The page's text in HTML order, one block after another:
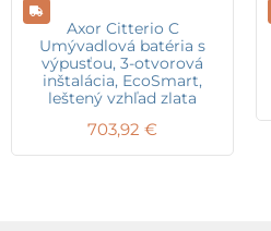
Axor Citterio C
Umývadlová batéria s
výpusťou, 3-otvorová
inštalácia, EcoSmart,
leštený vzhľad zlata
703,92 €